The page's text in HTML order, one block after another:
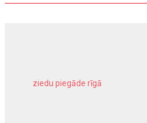
ziedu piegāde rīgā